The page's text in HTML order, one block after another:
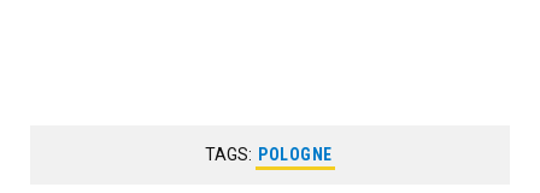
TAGS: POLOGNE